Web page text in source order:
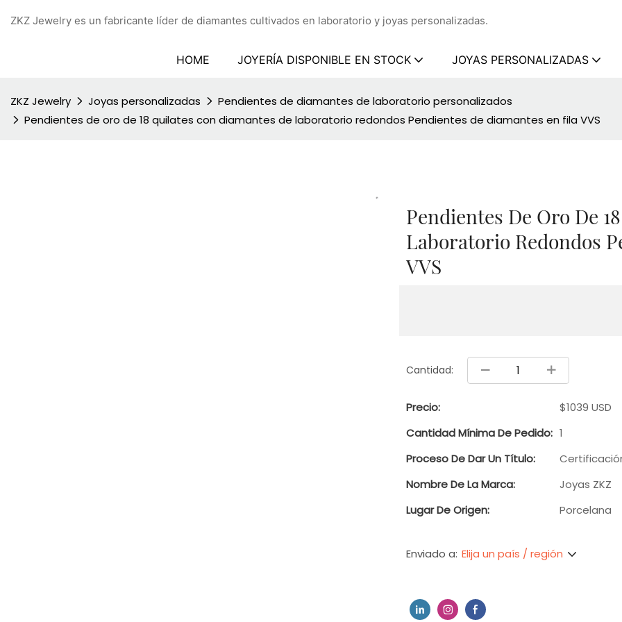
ZKZ Jewelry es un fabricante líder de diamantes cultivados en laboratorio y joyas personalizadas.
HOME JOYERÍA DISPONIBLE EN STOCK JOYAS PERSONALIZADAS
ZKZ Jewelry Joyas personalizadas
Pendientes de diamantes de laboratorio personalizados
Pendientes de oro de 18 quilates con diamantes de laboratorio redondos Pendientes de diamantes en fila VVS
Pendientes De Oro De
Laboratorio Redondos
VVS
Cantidad:
Precio:
$1039 USD
Cantidad Mínima De Pedido: 1
Proceso De Dar Un Título:
Nombre De La Marca:
Joyas ZKZ
Lugar De Origen:
Porcelana
Enviado a: Elija un país / región